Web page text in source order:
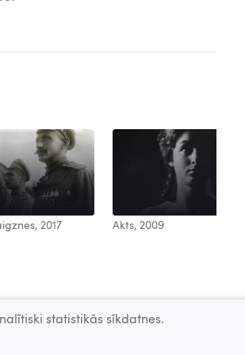
2017 Akts, 2009
statistikās sīkdatnes.